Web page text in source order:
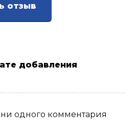
отзыв
добавления
одного комментария